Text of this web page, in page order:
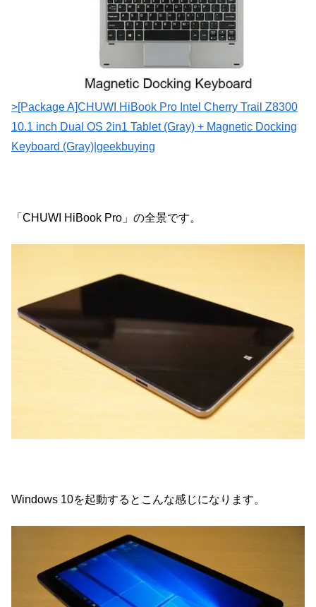
>[Package A]CHUWI HiBook Pro Intel Cherry Trail Z8300
10.1 inch Dual OS 2in1 Tablet (Gray) + Magnetic Docking
Keyboard (Gray)|geekbuying
「CHUWI HiBook Pro」の全景です。
Windows 10を起動するとこんな感じになります。